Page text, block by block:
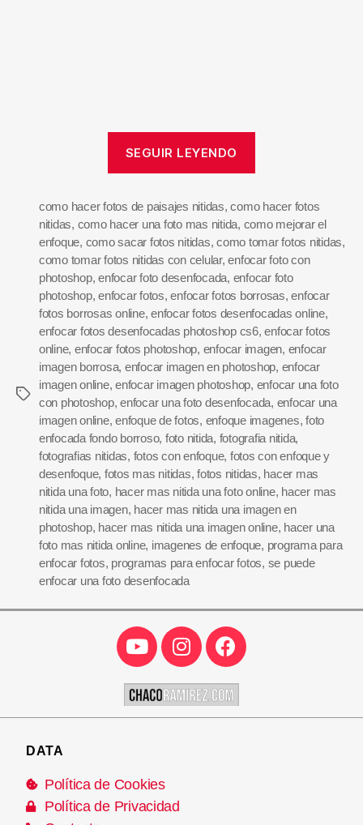
SEGUIR LEYENDO
como hacer fotos de paisajes nitidas,como hacer fotos
nitidas, como hacer una foto mas nitida, como mejorar el
enfoque, como sacar fotos nitidas,como tomar fotos nitidas,
como tomar fotos nitidas con celular,enfocar foto con
photoshop,enfocar foto desenfocada, enfocar foto
photoshop,enfocar fotos,enfocar fotos borrosas,enfocar
fotos borrosas online,enfocar fotos desenfocadas online,
enfocar fotos desenfocadas photoshop cs6,enfocar fotos
online, enfocar fotos photoshop, enfocar imagen, enfocar
imagen borrosa, enfocar imagen en photoshop, enfocar
imagen online,enfocar imagen photoshop, enfocar una foto
con photoshop,enfocar una foto desenfocada, enfocar una
imagen online,enfoque de fotos, enfoque imagenes,foto
enfocada fondo borroso, foto nitida, fotografia nitida,
fotografias nitidas, fotos con enfoque, fotos con enfoque y
desenfoque, fotos mas nitidas,fotos nitidas, hacer mas
nitida una foto, hacer mas nitida una foto online, hacer mas
nitida una imagen, hacer mas nitida una imagen en
photoshop, hacer mas nitida una imagen online, hacer una
foto mas nitida online, imagenes de enfoque, programa para
enfocar fotos, programas para enfocar fotos, se puede
enfocar una foto desenfocada
DATA
Política de Cookies
Política de Privacidad